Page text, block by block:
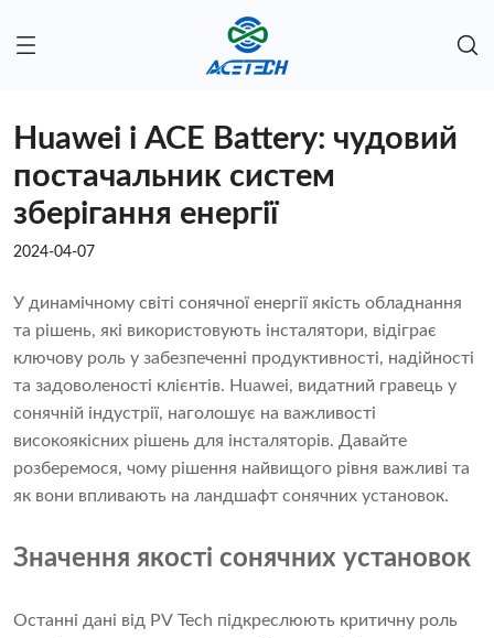
Huawei і ACE Battery: чудовий
постачальник систем
зберігання енергії
2024-04-07
У динамічному світі сонячної енергії якість обладнання
та рішень, які використовують інсталятори, відіграє
ключову роль у забезпеченні продуктивності, надійності
та задоволеності клієнтів. Huawei, видатний гравець у
сонячній індустрії, наголошує на важливості
високоякісних рішень для інсталяторів. Давайте
розберемося, чому рішення найвищого рівня важливі та
як вони впливають на ландшафт сонячних установок.
Значення якості сонячних установок
Останні дані від PV Tech підкреслюють критичну роль